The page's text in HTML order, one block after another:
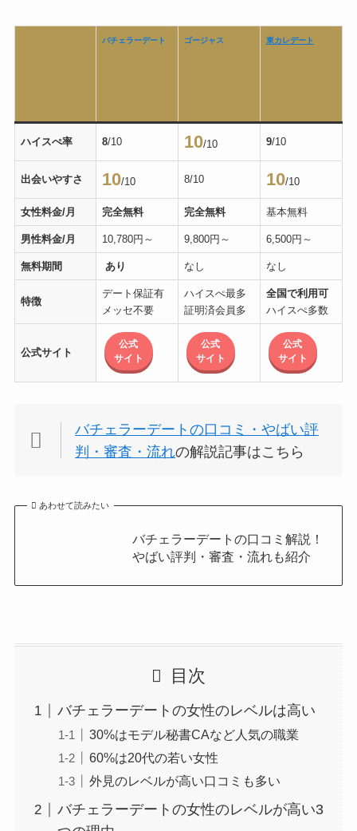
バチェラーデート ゴージャス 東カレデート
ハイスぺ率 8/10 10/10 9/10
出会いやすさ 10/10 8/10 10/10
女性料金/月 完全無料 完全無料 基本無料
男性料金/月 10,780円～ 9,800円～ 6,500円～
無料期間 あり なし なし
特徴
デート保証有
メッセ不要
ハイスぺ最多
証明済会員多
全国で利用可
ハイスぺ多数
公式サイト
公式
サイト
公式
サイト
公式
サイト
バチェラーデートの口コミ・やばい評
判・審査・流れの解説記事はこちら
あわせて読みたい
バチェラーデートの口コミ解説！
やばい評判・審査・流れも紹介
目次
バチェラーデートの女性のレベルは高い
30%はモデル秘書CAなど人気の職業
60%は20代の若い女性
外見のレベルが高い口コミも多い
バチェラーデートの女性のレベルが高い3